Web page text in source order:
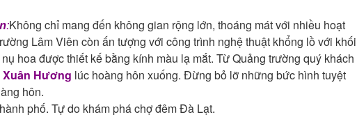
:Không chỉ mang đến không gian rộng lớn, thoáng mát với nhiều hoạt
Lâm Viên còn ấn tượng với công trình nghệ thuật khổng lồ với khối
hoa được thiết kế bằng kính màu lạ mắt. Từ Quảng trường quý khách
Xuân Hương lúc hoàng hôn xuống. Đừng bỏ lỡ những bức hình tuyệt
hôn.
phố. Tự do khám phá chợ đêm Đà Lạt.